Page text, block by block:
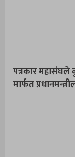
पत्रकार महासंघले
मार्फत